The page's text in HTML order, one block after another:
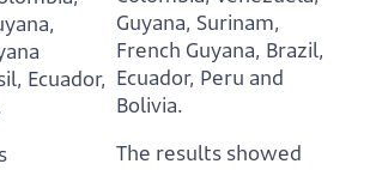
Ecuador,
Guyana, Surinam,
French Guyana, Brazil,
Ecuador, Peru and
Bolivia.
The results showed